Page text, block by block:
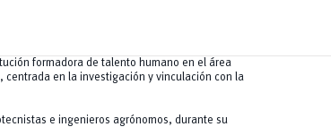
formadora de talento humano en el área
en la investigación y vinculación con la
e ingenieros agrónomos, durante su